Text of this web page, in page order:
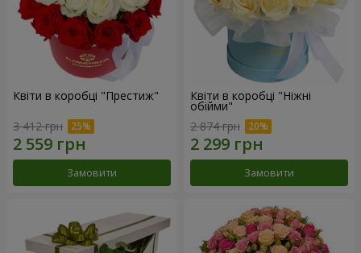
Квіти в коробці "Престиж"
3 412 грн
Замовити
Квіти в коробці "Ніжні
обійми"
2 874 грн
Замовити